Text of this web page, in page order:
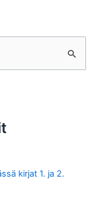
kirjat 1. ja 2.